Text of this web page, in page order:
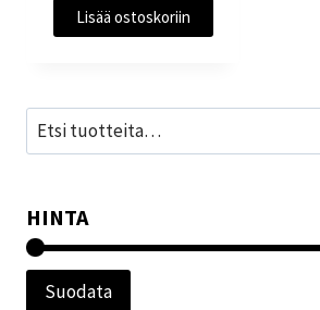
Lisää ostoskoriin
Etsi:
HINTA
Suodata